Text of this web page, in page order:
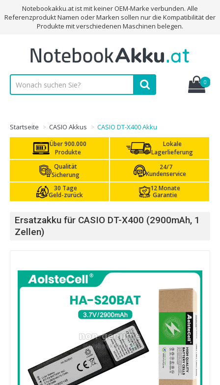
Notebookakku.at ist mit keiner OEM-Marke verbunden. Alle
Referenzprodukt Namen oder Marken sollen nur die Kompatibilität der
Produkte mit verschiedenen Maschinen belegen.
0
Startseite CASIO Akkus CASIO DT-X400 Akku
Über 900.000
Produkte
Lokale
Lagerlieferung
Qualität
Sicherung
24/7
Kundenservice
30 Tage
Geld-zurück
12 Monate
Garantie
Ersatzakku für CASIO DT-X400 (2900mAh, 1
Zellen)